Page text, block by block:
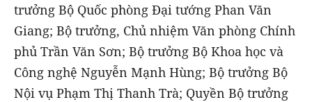
trưởng Bộ Quốc phòng Đại tướng Phan Văn
Giang; Bộ trưởng, Chủ nhiệm Văn phòng Chính
phủ Trần Văn Sơn; Bộ trưởng Bộ Khoa học và
Công nghệ Nguyễn Mạnh Hùng; Bộ trưởng Bộ
Nội vụ Phạm Thị Thanh Trà; Quyền Bộ trưởng